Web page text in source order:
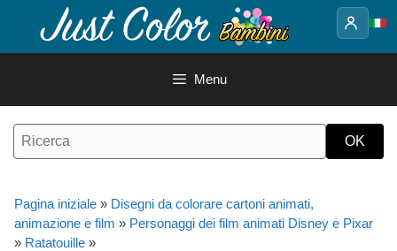
contenuto
Menu
Pagina iniziale » Disegni da colorare cartoni animati,
animazione e film » Personaggi dei film animati Disney e Pixar
» Ratatouille »